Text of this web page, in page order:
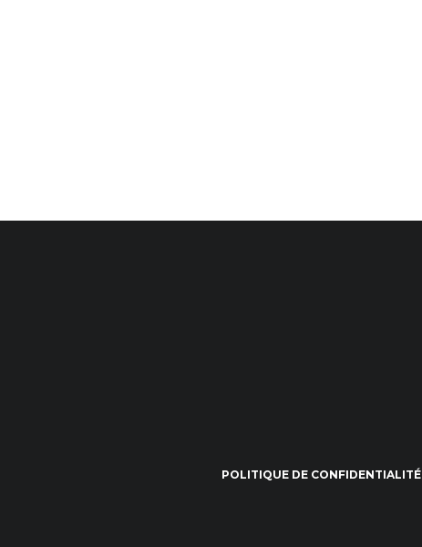
POLITIQUE DE CONFIDENTIALITÉ